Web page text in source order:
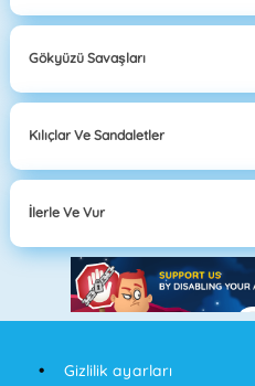
Gökyüzü Savaşları
Kılıçlar Ve Sandaletler
İlerle Ve Vur
Gizlilik ayarları